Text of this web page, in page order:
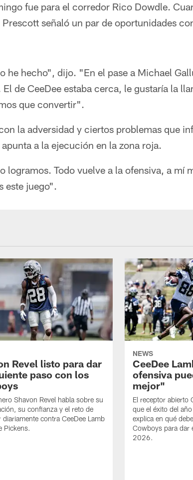
fue para el corredor Rico Dowdle.
señaló un par de oportunidades
he hecho", dijo. "En el pase a Michael
de CeeDee estaba cerca, le gustaría la
que convertir".
la adversidad y ciertos problemas que
a la ejecución en la zona roja.
logramos. Todo vuelve a la ofensiva, a mí
este juego".
Revel listo para dar
paso con los
Shavon Revel habla sobre su
su confianza y el reto de
diariamente contra CeeDee Lamb
Pickens.
NEWS
CeeDee
ofensiva
mejor"
El receptor abierto
que el éxito del
explica en qué
Cowboys para dar
2026.